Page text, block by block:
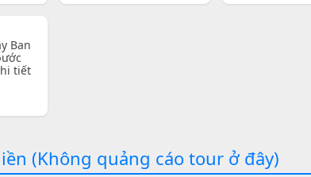
Ban
tiết
(Không quảng cáo tour ở đây)